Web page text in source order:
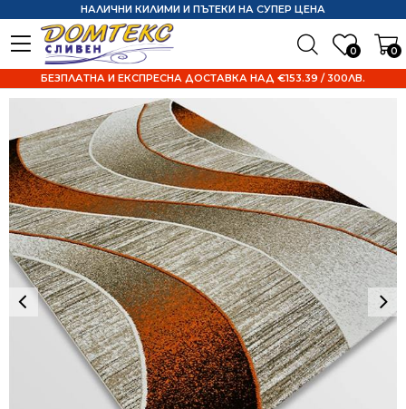
0 0
НАЛИЧНИ КИЛИМИ И ПЪТЕКИ НА СУПЕР ЦЕНА
БЕЗПЛАТНА И ЕКСПРЕСНА ДОСТАВКА НАД €153.39 / 300ЛВ.